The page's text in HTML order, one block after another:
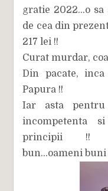
gratie 2022...o
de cea din
217 lei !!
Curat murdar,
Din pacate,
Papura !!
Iar asta pentru
incompetenta
principii !!
bun...oameni buni